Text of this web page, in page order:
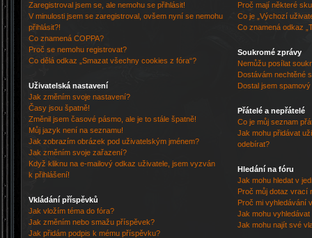
Zaregistroval jsem se, ale nemohu se přihlásit!
V minulosti jsem se zaregistroval, ovšem nyní se nemohu
přihlásit?!
Co znamená COPPA?
Proč se nemohu registrovat?
Co dělá odkaz „Smazat všechny cookies z fóra“?
Uživatelská nastavení
Jak změním svoje nastavení?
Časy jsou špatně!
Změnil jsem časové pásmo, ale je to stále špatně!
Můj jazyk není na seznamu!
Jak zobrazím obrázek pod uživatelským jménem?
Jak změním svoje zařazení?
Když kliknu na e-mailový odkaz uživatele, jsem vyzván
k přihlášení!
Vkládání příspěvků
Jak vložím téma do fóra?
Jak změním nebo smažu příspěvek?
Jak přidám podpis k mému příspěvku?
Proč mají některé
Co je „Výchozí
Co znamená odkaz
Soukromé zprávy
Nemůžu posílat
Dostávám nechtěné
Dostal jsem
Přátelé a nepřátelé
Co je můj seznam
Jak mohu přidávat
odebírat?
Hledání na fóru
Jak mohu hledat v
Proč můj dotaz vrací
Proč mi vyhledávání
Jak mohu vyhledávat
Jak mohu najít své